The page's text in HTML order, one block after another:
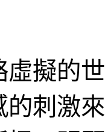
擬的
的刺激